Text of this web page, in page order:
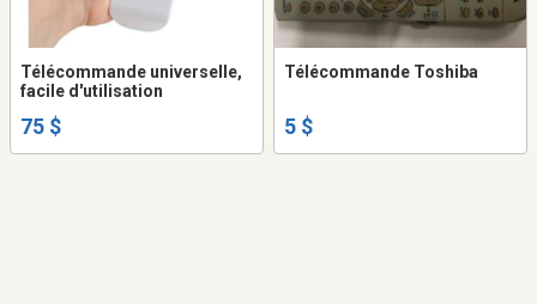
Télécommande universelle,
facile d'utilisation
75 $
Télécommande Toshiba
5 $